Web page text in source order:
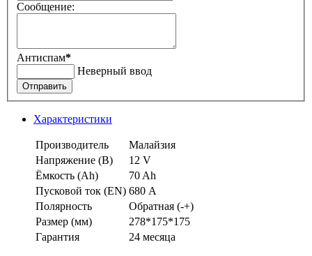
Сообщение:
Антиспам*
Неверный ввод
Отправить
Характеристики
Производитель
Малайзия
Напряжение (В)
12 V
Ёмкость (Аh)
70 Ah
Пусковой ток (EN) 680 А
Полярность
Обратная (-+)
Размер (мм)
278*175*175
Гарантия
24 месяца